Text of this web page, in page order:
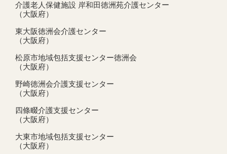
介護老人保健施設 岸和田徳洲苑介護センター
（大阪府）
東大阪徳洲会介護センター
（大阪府）
松原市地域包括支援センター徳洲会
（大阪府）
野崎徳洲会介護支援センター
（大阪府）
四條畷介護支援センター
（大阪府）
大東市地域包括支援センター
（大阪府）